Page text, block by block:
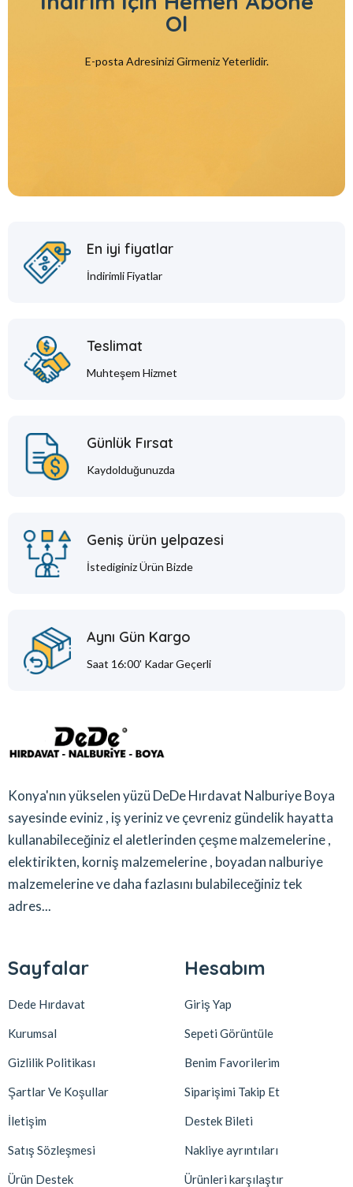
Ol
E-posta Adresinizi Girmeniz Yeterlidir.
En iyi fiyatlar
İndirimli Fiyatlar
Teslimat
Muhteşem Hizmet
Günlük Fırsat
Kaydolduğunuzda
Geniş ürün yelpazesi
İstediginiz Ürün Bizde
Aynı Gün Kargo
Saat 16:00' Kadar Geçerli
Konya'nın yükselen yüzü DeDe Hırdavat Nalburiye Boya
sayesinde eviniz , iş yeriniz ve çevreniz gündelik hayatta
kullanabileceğiniz el aletlerinden çeşme malzemelerine ,
elektirikten, korniş malzemelerine , boyadan nalburiye
malzemelerine ve daha fazlasını bulabileceğiniz tek
adres...
Sayfalar
Dede Hırdavat
Kurumsal
Gizlilik Politikası
Şartlar Ve Koşullar
İletişim
Satış Sözleşmesi
Ürün Destek
Hesabım
Giriş Yap
Sepeti Görüntüle
Benim Favorilerim
Siparişimi Takip Et
Destek Bileti
Nakliye ayrıntıları
Ürünleri karşılaştır